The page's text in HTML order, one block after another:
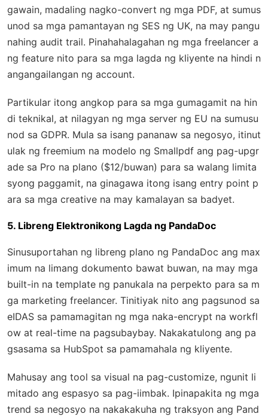
gawain, madaling nagko-convert ng mga PDF, at sumus
unod sa mga pamantayan ng SES ng UK, na may pangu
nahing audit trail. Pinahahalagahan ng mga freelancer a
ng feature nito para sa mga lagda ng kliyente na hindi n
angangailangan ng account.
Partikular itong angkop para sa mga gumagamit na hin
di teknikal, at nilagyan ng mga server ng EU na sumusu
nod sa GDPR. Mula sa isang pananaw sa negosyo, itinut
ulak ng freemium na modelo ng Smallpdf ang pag-upgr
ade sa Pro na plano ($12/buwan) para sa walang limita
syong paggamit, na ginagawa itong isang entry point p
ara sa mga creative na may kamalayan sa badyet.
5. Libreng Elektronikong Lagda ng PandaDoc
Sinusuportahan ng libreng plano ng PandaDoc ang max
imum na limang dokumento bawat buwan, na may mga
built-in na template ng panukala na perpekto para sa m
ga marketing freelancer. Tinitiyak nito ang pagsunod sa
eIDAS sa pamamagitan ng mga naka-encrypt na workfl
ow at real-time na pagsubaybay. Nakakatulong ang pa
gsasama sa HubSpot sa pamamahala ng kliyente.
Mahusay ang tool sa visual na pag-customize, ngunit li
mitado ang espasyo sa pag-iimbak. Ipinapakita ng mga
trend sa negosyo na nakakakuha ng traksyon ang Pand